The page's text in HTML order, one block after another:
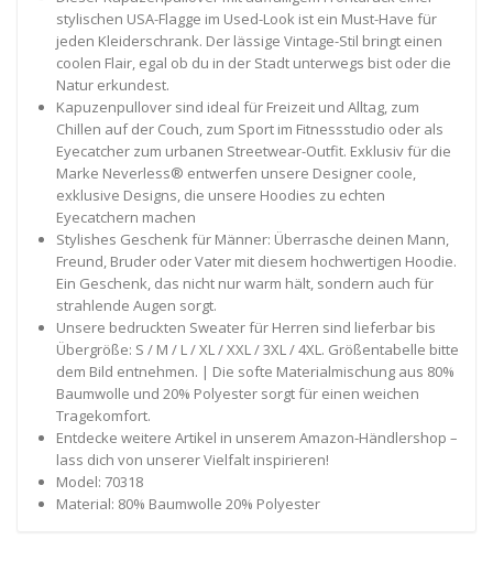
stylischen USA-Flagge im Used-Look ist ein Must-Have für
jeden Kleiderschrank. Der lässige Vintage-Stil bringt einen
coolen Flair, egal ob du in der Stadt unterwegs bist oder die
Natur erkundest.
Kapuzenpullover sind ideal für Freizeit und Alltag, zum
Chillen auf der Couch, zum Sport im Fitnessstudio oder als
Eyecatcher zum urbanen Streetwear-Outfit. Exklusiv für die
Marke Neverless® entwerfen unsere Designer coole,
exklusive Designs, die unsere Hoodies zu echten
Eyecatchern machen
Stylishes Geschenk für Männer: Überrasche deinen Mann,
Freund, Bruder oder Vater mit diesem hochwertigen Hoodie.
Ein Geschenk, das nicht nur warm hält, sondern auch für
strahlende Augen sorgt.
Unsere bedruckten Sweater für Herren sind lieferbar bis
Übergröße: S / M / L / XL / XXL / 3XL / 4XL. Größentabelle bitte
dem Bild entnehmen. | Die softe Materialmischung aus 80%
Baumwolle und 20% Polyester sorgt für einen weichen
Tragekomfort.
Entdecke weitere Artikel in unserem Amazon-Händlershop –
lass dich von unserer Vielfalt inspirieren!
Model: 70318
Material: 80% Baumwolle 20% Polyester